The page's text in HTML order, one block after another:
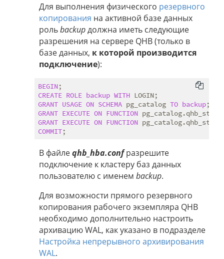
Для выполнения физического резервного
копирования на активной базе данных
рольbackupдолжна иметь следующие
разрешения на сервере QHB (только в
базе данных, к которой производится
подключение):
BEGIN
CREATE ROLE backup WITH
GRANT USAGE ON SCHEMA pg_catalog TO backup
GRANT EXECUTE ON FUNCTION
GRANT EXECUTE ON FUNCTION
COMMIT
В файлеqhb_hba.confразрешите
подключение к кластеру баз данных
пользователю с именем backup.
Для возможности прямого резервного
копирования рабочего экземпляра QHB
необходимо дополнительно настроить
архивацию WAL, как указано в подразделе
Настройка непрерывного архивирования
WAL.